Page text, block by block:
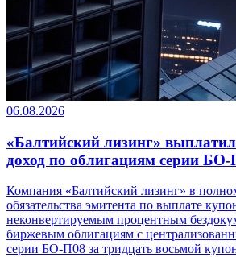
06.08.2026
«Балтийский лизинг»
доход по облигациям серии БО-
Компания «Балтийский лизинг» в
обязательства эмитента по выплате
неконвертируемым процентным
биржевым облигациям с
серии БО-П08 за тридцать восьмой